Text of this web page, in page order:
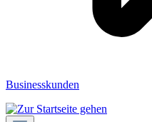
Businesskunden